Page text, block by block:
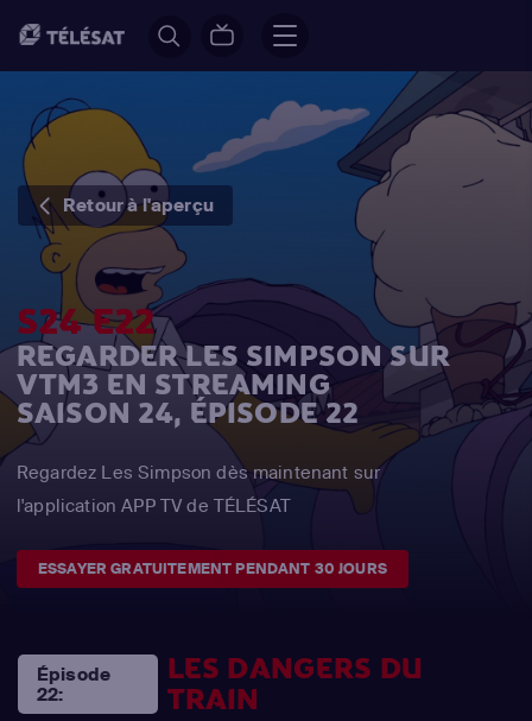
Retour à l'aperçu
S24 E22
REGARDER LES SIMPSON SUR
VTM3 EN STREAMING
SAISON 24, ÉPISODE 22
Regardez Les Simpson dès maintenant sur
l'application APP TV de TÉLÉSAT
ESSAYER GRATUITEMENT PENDANT 30 JOURS
Épisode
22:
LES DANGERS DU
TRAIN